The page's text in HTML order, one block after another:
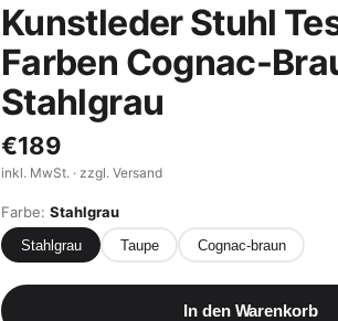
Kunstleder Stuhl
Farben Cognac-
Stahlgrau
€189
inkl. MwSt. · zzgl. Versand
Farbe: Stahlgrau
Stahlgrau Taupe Cognac-braun
In den Warenkorb